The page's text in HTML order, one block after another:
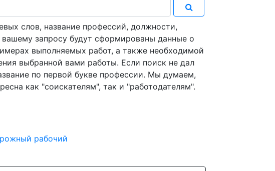
слов, название профессий, должности,
запросу будут сформированы данные о
выполняемых работ, а также необходимой
выбранной вами работы. Если поиск не дал
по первой букве профессии. Мы думаем,
как "соискателям", так и "работодателям".
рабочий